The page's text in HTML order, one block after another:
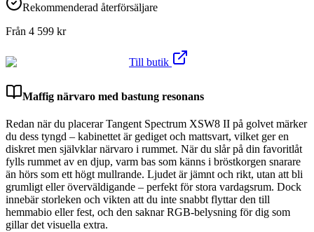
Rekommenderad återförsäljare
Från 4 599 kr
Till butik
Maffig närvaro med bastung resonans
Redan när du placerar Tangent Spectrum XSW8 II på golvet märker
du dess tyngd – kabinettet är gediget och mattsvart, vilket ger en
diskret men självklar närvaro i rummet. När du slår på din favoritlåt
fylls rummet av en djup, varm bas som känns i bröstkorgen snarare
än hörs som ett högt mullrande. Ljudet är jämnt och rikt, utan att bli
grumligt eller överväldigande – perfekt för stora vardagsrum. Dock
innebär storleken och vikten att du inte snabbt flyttar den till
hemmabio eller fest, och den saknar RGB-belysning för dig som
gillar det visuella extra.